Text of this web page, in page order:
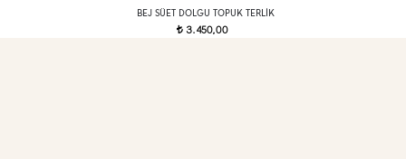
BEJ SÜET DOLGU TOPUK TERLIK
t3.450,00